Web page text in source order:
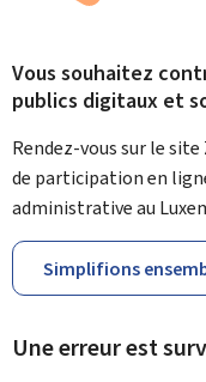
Vous souhaitez
publics digitaux et
Rendez-vous sur le
de participation en
administrative au
Simplifions
Une erreur est